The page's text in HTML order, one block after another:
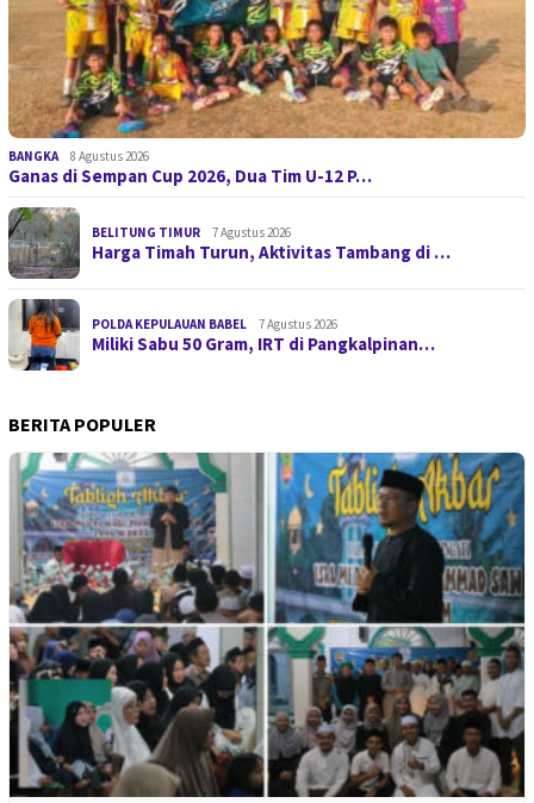
BANGKA 8 Agustus 2026
Ganas di Sempan Cup 2026, Dua Tim U-12 P…
BELITUNG TIMUR 7 Agustus 2026
Harga Timah Turun, Aktivitas Tambang di …
POLDA KEPULAUAN BABEL 7 Agustus 2026
Miliki Sabu 50 Gram, IRT di Pangkalpinan…
BERITA POPULER